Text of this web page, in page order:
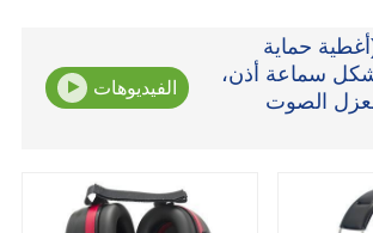
حماية
شكل سماعة أذن،
الصوت
الفيديوهات